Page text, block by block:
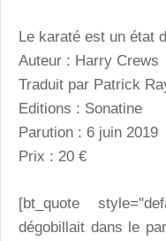
Le karaté est un état
Auteur : Harry Crews
Traduit par Patrick
Editions : Sonatine
Parution : 6 juin 2019
Prix : 20 €
[bt_quote
dégobillait dans le